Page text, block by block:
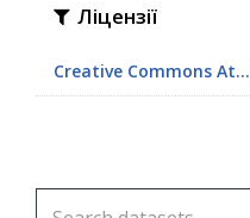
Ліцензії
Creative Commons At...